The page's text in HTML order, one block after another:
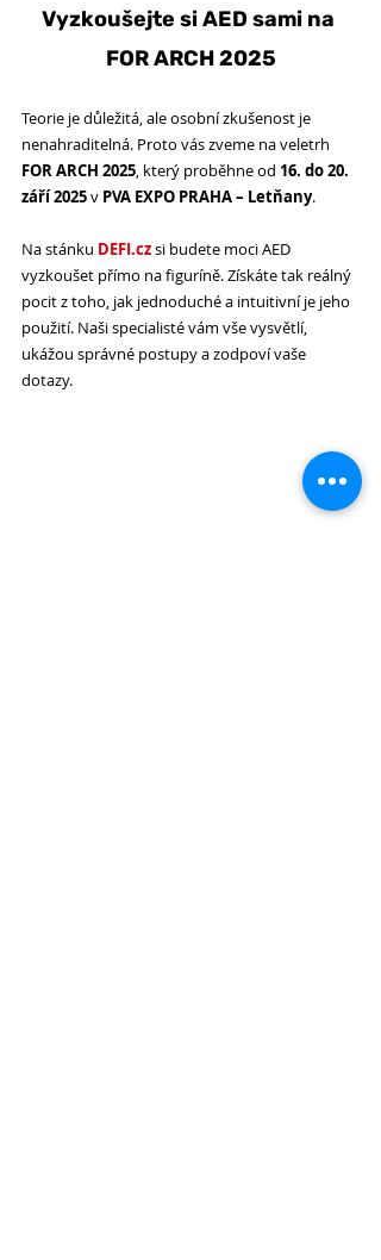
Vyzkoušejte si AED sami na
FOR ARCH 2025
Teorie je důležitá, ale osobní zkušenost je
nenahraditelná. Proto vás zveme na veletrh
FOR ARCH 2025, který proběhne od 16. do 20.
září 2025 v PVA EXPO PRAHA – Letňany.
Na stánku DEFI.cz si budete moci AED
vyzkoušet přímo na figuríně. Získáte tak reálný
pocit z toho, jak jednoduché a intuitivní je jeho
použití. Naši specialisté vám vše vysvětlí,
ukážou správné postupy a zodpoví vaše
dotazy.